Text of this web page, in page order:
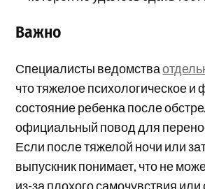
Важно
Специалисты ведомства
что тяжелое психологическое и
состояние ребенка после
официальный повод для
Если после тяжелой ночи или
выпускник понимает, что не
из-за плохого самочувствия или